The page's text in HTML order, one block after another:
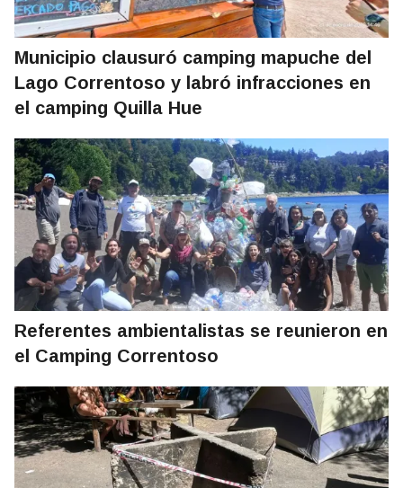
Municipio clausuró camping mapuche del
Lago Correntoso y labró infracciones en
el camping Quilla Hue
Referentes ambientalistas se reunieron en
el Camping Correntoso